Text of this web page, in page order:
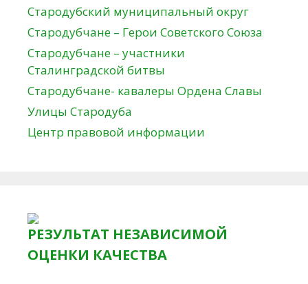
Стародубский муниципальный округ
Стародубчане – Герои Советского Союза
Стародубчане – участники
Сталинградской битвы
Стародубчане- кавалеры Ордена Славы
Улицы Стародуба
Центр правовой информации
РЕЗУЛЬТАТ НЕЗАВИСИМОЙ
ОЦЕНКИ КАЧЕСТВА